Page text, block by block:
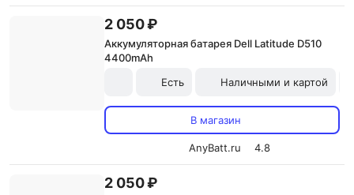
2 050 ₽
Аккумуляторная батарея Dell Latitude D510
4400mAh
Есть
Наличными и картой
В магазин
AnyBatt.ru 4.8
2 050 ₽